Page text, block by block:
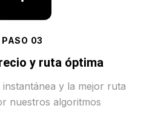
PASO 03
y ruta óptima
y la mejor ruta
nuestros algoritmos